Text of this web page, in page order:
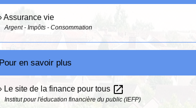
Assurance vie
Argent - Impôts - Consommation
Pour en savoir plus
Le site de la finance pour tous open_in_new
Institut pour l'éducation financière du public (IEFP)